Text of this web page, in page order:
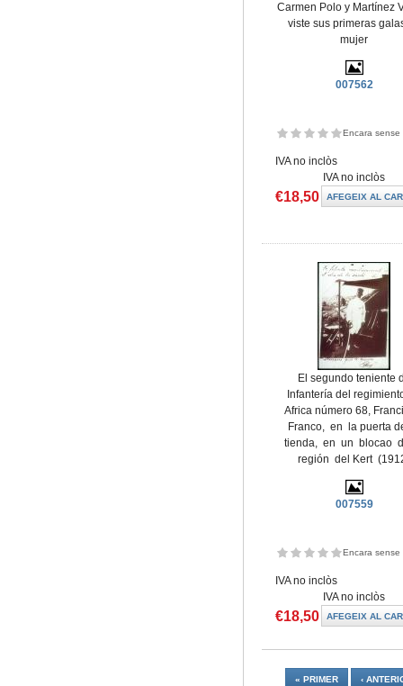
Carmen Polo y Martínez
viste sus primeras
mujer
007562
Encara sense
IVA no inclòs
IVA no inclòs
€18,50
El segundo teniente
Infantería del
Africa número 68,
Franco, en la puerta
tienda, en un blocao
región del Kert
007559
Encara sense
IVA no inclòs
IVA no inclòs
€18,50
« PRIMER ‹